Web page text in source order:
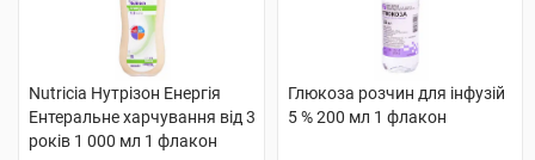
Nutricia Нутрізон Енергія
Ентеральне харчування від 3
років 1 000 мл 1 флакон
Глюкоза розчин для інфузій
5 % 200 мл 1 флакон